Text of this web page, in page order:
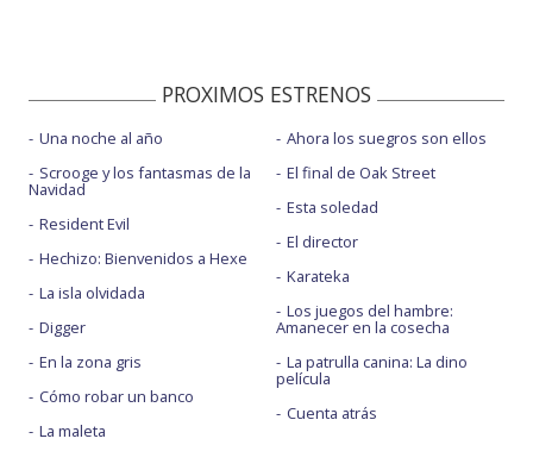
PROXIMOS ESTRENOS
Una noche al año
Scrooge y los fantasmas de la
Navidad
Resident Evil
Hechizo: Bienvenidos a Hexe
La isla olvidada
Digger
En la zona gris
Cómo robar un banco
La maleta
Ahora los suegros son ellos
El final de Oak Street
Esta soledad
El director
Karateka
Los juegos del hambre:
Amanecer en la cosecha
La patrulla canina: La dino
película
Cuenta atrás